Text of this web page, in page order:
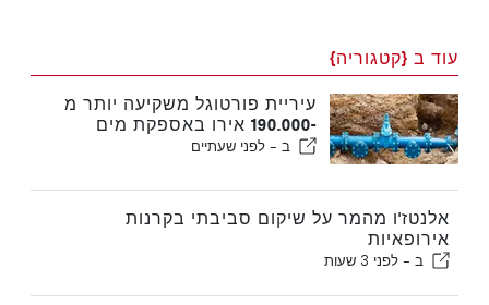
עוד ב {קטגוריה}
עיריית פורטוגל משקיעה יותר מ
-190.000 אירו באספקת מים
ב - לפני שעתיים
אלנטז'ו מהמר על שיקום סביבתי בקרנות
אירופאיות
ב - לפני 3 שעות